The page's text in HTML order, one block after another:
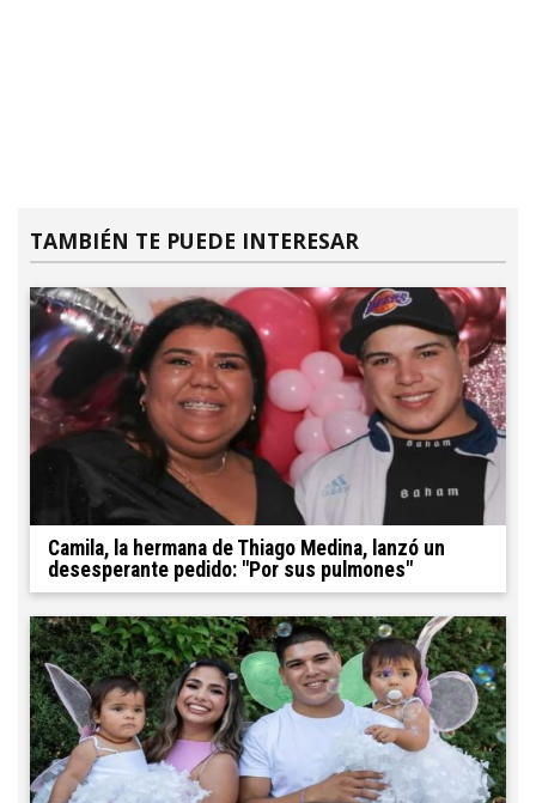
TAMBIÉN TE PUEDE INTERESAR
Camila, la hermana de Thiago Medina, lanzó un
desesperante pedido: "Por sus pulmones"